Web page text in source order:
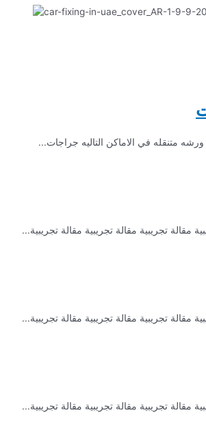
متنقله في الاماكن التاليه جراجات...
مقالة تجريبية مقالة تجريبية مقالة تجريبية...
مقالة تجريبية مقالة تجريبية مقالة تجريبية...
مقالة تجريبية مقالة تجريبية مقالة تجريبية...